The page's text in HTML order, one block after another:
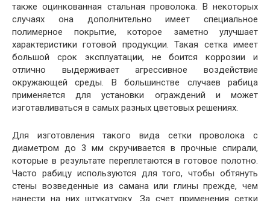
также оцинкованная стальная проволока. В некоторых
случаях она дополнительно имеет специальное
полимерное покрытие, которое заметно улучшает
характеристики готовой продукции. Такая сетка имеет
большой срок эксплуатации, не боится коррозии и
отлично выдерживает агрессивное воздействие
окружающей среды. В большинстве случаев рабица
применяется для установки ограждений и может
изготавливаться в самых разных цветовых решениях.
Для изготовления такого вида сетки проволока с
диаметром до 3 мм скручивается в прочные спирали,
которые в результате переплетаются в готовое полотно.
Часто рабицу используются для того, чтобы обтянуть
стены возведенные из самана или глины прежде, чем
нанести на них штукатурку. За счет применения сетки